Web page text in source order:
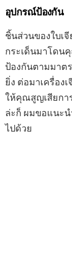
อะไรบ้างไปอ่าน
อุปกรณ์ป้องกัน
ชิ้นส่วนของใบเ
กระเด็นมาโดน
ป้องกันตามมาต
ยิ่ง ต่อมาเครื่อง
ให้คุณสูญเสียกา